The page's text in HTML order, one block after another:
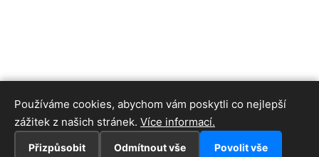
Používáme cookies, abychom vám poskytli co nejlepší
zážitek z našich stránek. Více informací.
Přizpůsobit Odmítnout vše Povolit vše